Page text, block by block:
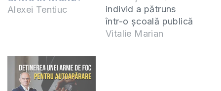
Alexei Tentiuc
individ a pătruns
într-o școală publică
în timpul orelor și a
Vitalie Marian